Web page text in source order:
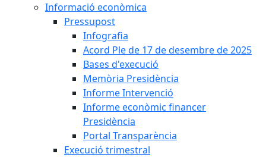
Informació econòmica
Pressupost
Infografia
Acord Ple de 17 de desembre de 2025
Bases d'execució
Memòria Presidència
Informe Intervenció
Informe econòmic financer
Presidència
Portal Transparència
Execució trimestral